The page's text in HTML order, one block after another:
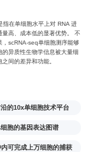
指在单细胞水平上对 RNA 进
高、成本低的显著优势。 不
，scRNA-seq单细胞测序能够
异质性生物学信息被大量细
间的差异和功能。
的10x单细胞技术平台
胞的基因表达图谱
可完成上万细胞的捕获